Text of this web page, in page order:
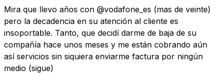
Mira que llevo años con @vodafone_es (mas de veinte)
pero la decadencia en su atención al cliente es
insoportable. Tanto, que decidí darme de baja de su
compañía hace unos meses y me están cobrando aún
así servicios sin siquiera enviarme factura por ningún
medio (sigue)